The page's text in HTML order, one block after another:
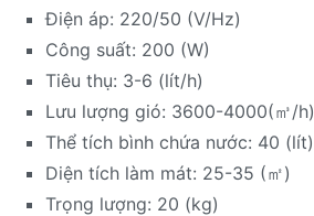
Điện áp: 220/50 (V/Hz)
Công suất: 200 (W)
Tiêu thụ: 3-6 (lít/h)
Lưu lượng gió: 3600-4000(㎥/h)
Thể tích bình chứa nước: 40 (lít)
Diện tích làm mát: 25-35 (㎡)
Trọng lượng: 20 (kg)